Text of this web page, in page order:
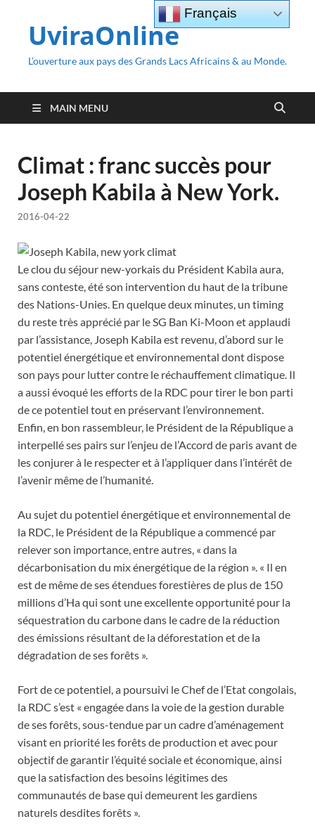
UviraOnline
L’ouverture aux pays des Grands Lacs Africains & au Monde.
MAIN MENU
Climat : franc succès pour
Joseph Kabila à New York.
2016-04-22
Le clou du séjour new-yorkais du Président Kabila aura,
sans conteste, été son intervention du haut de la tribune
des Nations-Unies. En quelque deux minutes, un timing
du reste très apprécié par le SG Ban Ki-Moon et applaudi
par l’assistance, Joseph Kabila est revenu, d’abord sur le
potentiel énergétique et environnemental dont dispose
son pays pour lutter contre le réchauffement climatique. Il
a aussi évoqué les efforts de la RDC pour tirer le bon parti
de ce potentiel tout en préservant l’environnement.
Enfin, en bon rassembleur, le Président de la République a
interpellé ses pairs sur l’enjeu de l’Accord de paris avant de
les conjurer à le respecter et à l’appliquer dans l’intérêt de
l’avenir même de l’humanité.
Au sujet du potentiel énergétique et environnemental de
la RDC, le Président de la République a commencé par
relever son importance, entre autres, « dans la
décarbonisation du mix énergétique de la région ». « Il en
est de même de ses étendues forestières de plus de 150
millions d’Ha qui sont une excellente opportunité pour la
séquestration du carbone dans le cadre de la réduction
des émissions résultant de la déforestation et de la
dégradation de ses forêts ».
Fort de ce potentiel, a poursuivi le Chef de l’Etat congolais,
la RDC s’est « engagée dans la voie de la gestion durable
de ses forêts, sous-tendue par un cadre d’aménagement
visant en priorité les forêts de production et avec pour
objectif de garantir l’équité sociale et économique, ainsi
que la satisfaction des besoins légitimes des
communautés de base qui demeurent les gardiens
naturels desdites forêts ».
Français